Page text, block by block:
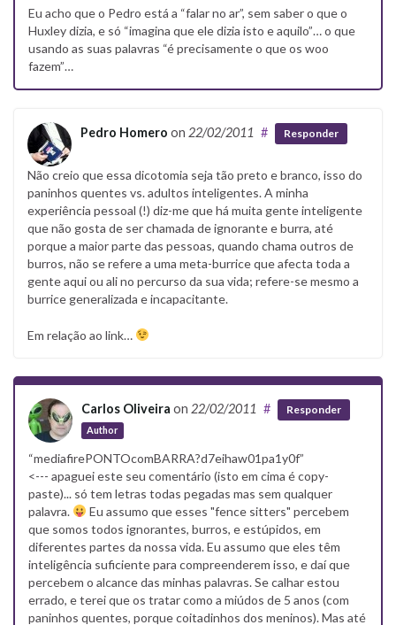
Eu acho que o Pedro está a “falar no ar”, sem saber o que o
Huxley dizia, e só “imagina que ele dizia isto e aquilo”… o que
usando as suas palavras “é precisamente o que os woo
fazem”…
Pedro Homero on 22/02/2011 # Responder
Não creio que essa dicotomia seja tão preto e branco, isso do
paninhos quentes vs. adultos inteligentes. A minha
experiência pessoal (!) diz-me que há muita gente inteligente
que não gosta de ser chamada de ignorante e burra, até
porque a maior parte das pessoas, quando chama outros de
burros, não se refere a uma meta-burrice que afecta toda a
gente aqui ou ali no percurso da sua vida; refere-se mesmo a
burrice generalizada e incapacitante.
Em relação ao link…
Carlos Oliveira on 22/02/2011
Author
# Responder
“mediafirePONTOcomBARRA?d7eihaw01pa1y0f”
<--- apaguei este seu comentário (isto em cima é copy-
paste)... só tem letras todas pegadas mas sem qualquer
palavra.
Eu assumo que esses "fence sitters" percebem
que somos todos ignorantes, burros, e estúpidos, em
diferentes partes da nossa vida. Eu assumo que eles têm
inteligência suficiente para compreenderem isso, e daí que
percebem o alcance das minhas palavras. Se calhar estou
errado, e terei que os tratar como a miúdos de 5 anos (com
paninhos quentes, porque coitadinhos dos meninos). Mas até